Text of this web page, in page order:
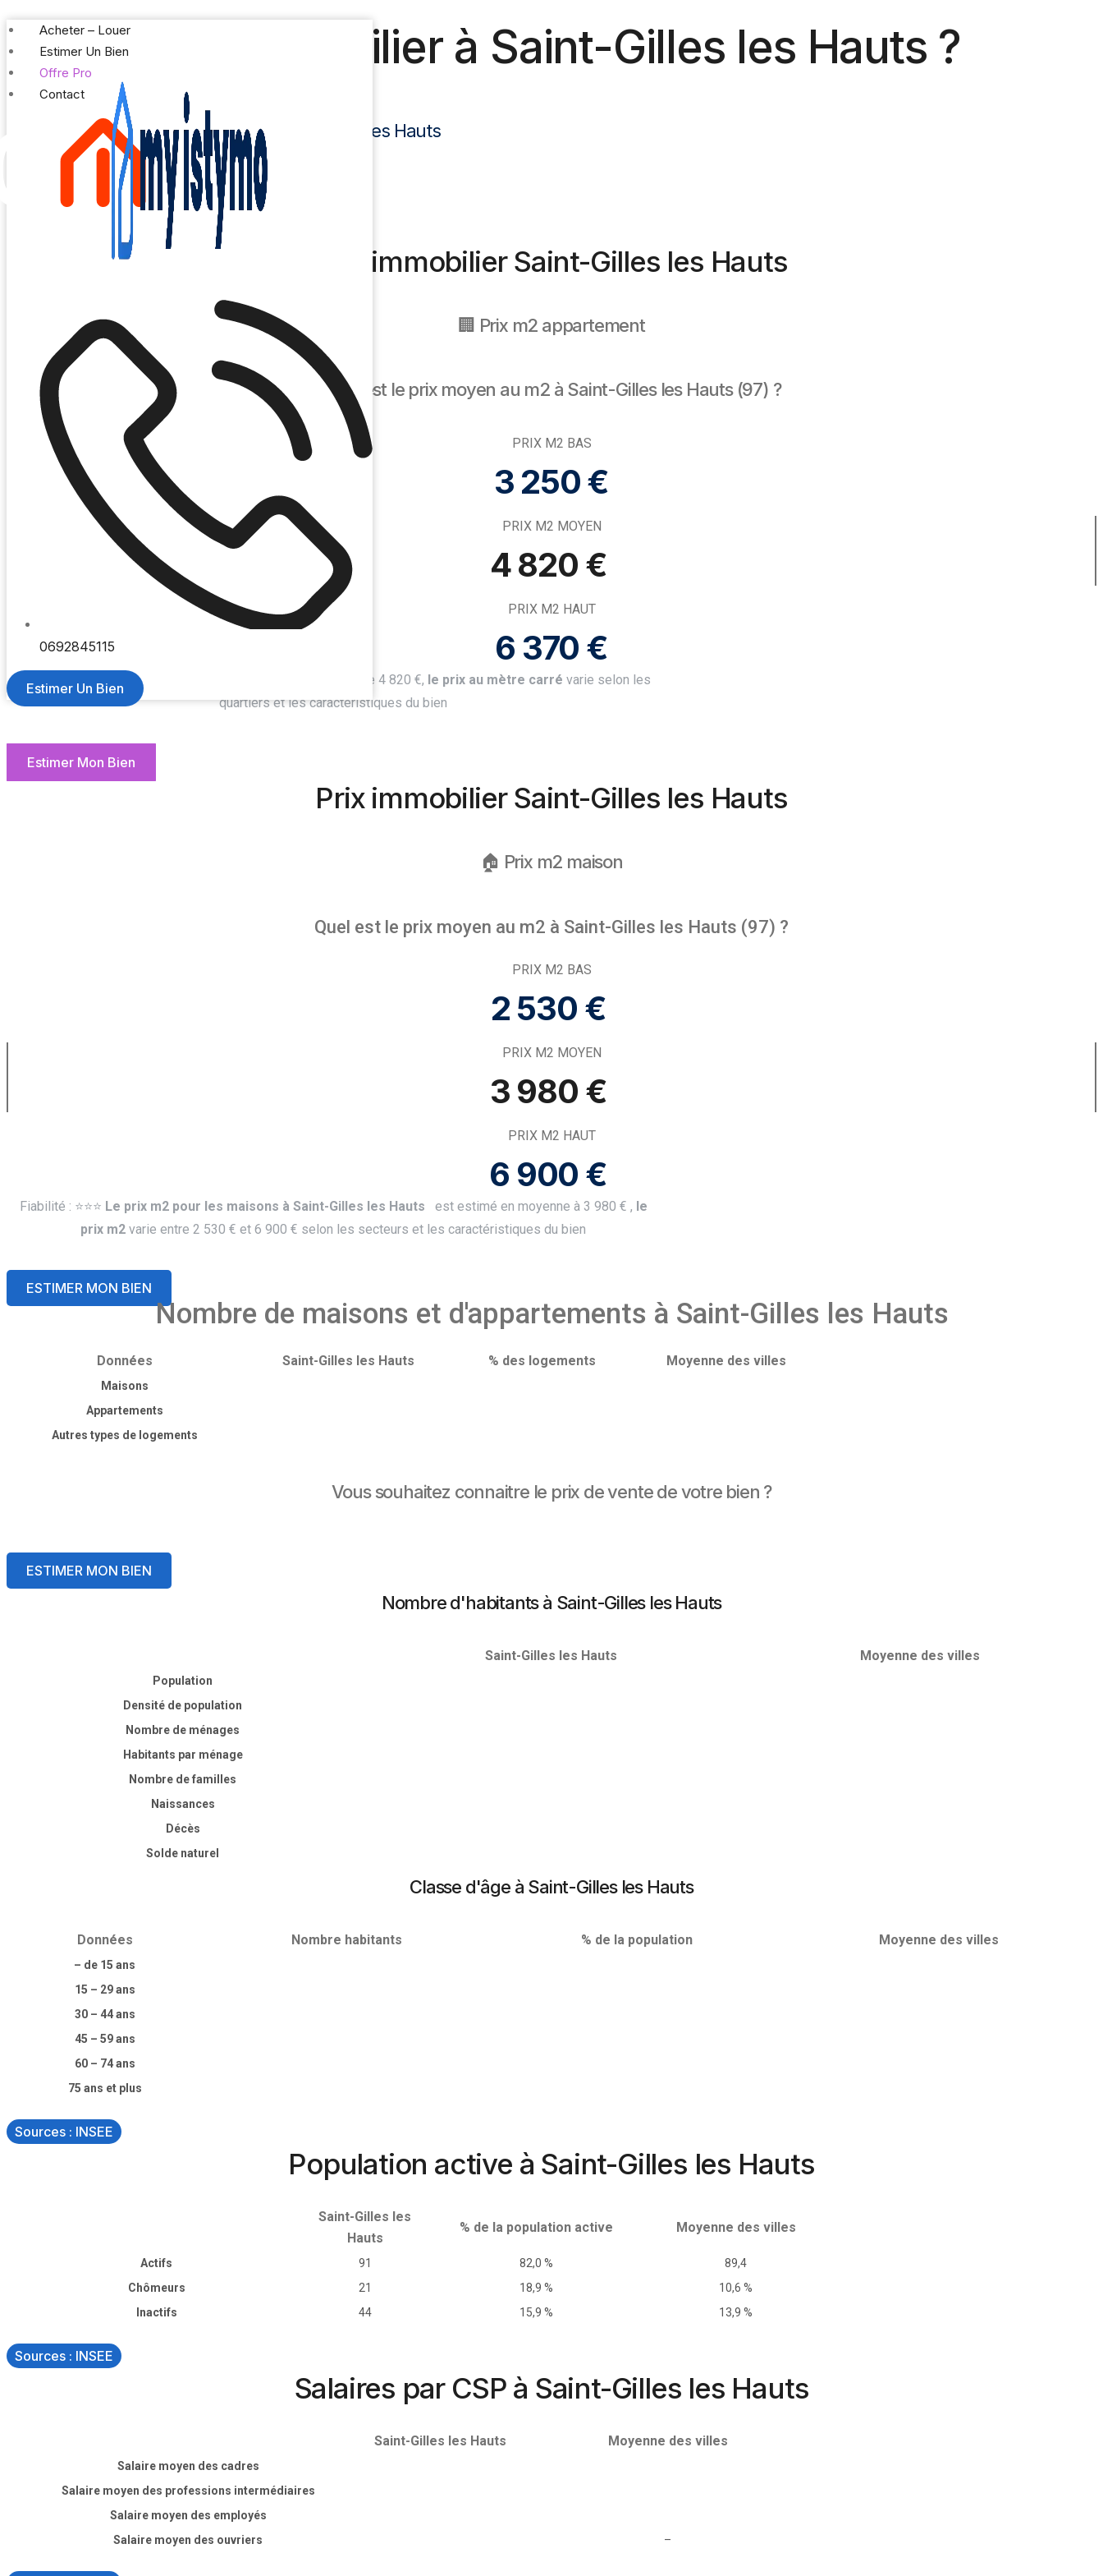
Acheter – Louer
Estimer Un Bien
Offre Pro
Contact
0692845115
Estimer Un Bien
Prix immobilier à Saint-Gilles les Hauts ?
Estimez gratuitement votre bien à Saint-Gilles les Hauts
Démarrer L'estimation
Prix M2 Appartement Saint-Gilles Les Hauts
Prix immobilier Saint-Gilles les Hauts
🏢 Prix m2 appartement
Quel est le prix moyen au m2 à Saint-Gilles les Hauts (97) ?
PRIX M2 BAS
3 250 €
PRIX M2 MOYEN
4 820 € ​
PRIX M2 HAUT
6 370 €
Fiabilité : ⭐️⭐️⭐️Le prix moyen à Saint-Gilles les Hauts est de 4 820 €, le prix au mètre carré varie selon les
quartiers et les caractéristiques du bien
Estimer Mon Bien
Prix immobilier Saint-Gilles les Hauts
🏠 Prix m2 maison
Quel est le prix moyen au m2 à Saint-Gilles les Hauts (97) ?
PRIX M2 BAS
2 530 € ​
PRIX M2 MOYEN
3 980 € ​
PRIX M2 HAUT
6 900 € ​
Fiabilité : ⭐️⭐️⭐️ Le prix m2 pour les maisons à Saint-Gilles les Hauts est estimé en moyenne à 3 980 € ​, le
prix m2 varie entre 2 530 € et 6 900 € selon les secteurs et les caractéristiques du bien
ESTIMER MON BIEN
Nombre de maisons et d'appartements à Saint-Gilles les Hauts
Données Saint-Gilles les Hauts % des logements Moyenne des villes
Maisons
Appartements
Autres types de logements
Vous souhaitez connaitre le prix de vente de votre bien ?
ESTIMER MON BIEN
Nombre d'habitants à Saint-Gilles les Hauts
Saint-Gilles les Hauts Moyenne des villes
Population
Densité de population
Nombre de ménages
Habitants par ménage
Nombre de familles
Naissances
Décès
Solde naturel
Classe d'âge à Saint-Gilles les Hauts
Données Nombre habitants % de la population Moyenne des villes
– de 15 ans
15 – 29 ans
30 – 44 ans
45 – 59 ans
60 – 74 ans
75 ans et plus
Sources : INSEE
Population active à Saint-Gilles les Hauts
Saint-Gilles les
Hauts
% de la population active Moyenne des villes
Actifs 91 82,0 %
89,4
Chômeurs
21 18,9 %
10,6 %
Inactifs
44 15,9 % 13,9 %
Sources : INSEE
Salaires par CSP à Saint-Gilles les Hauts
Saint-Gilles les Hauts Moyenne des villes
Salaire moyen des cadres
Salaire moyen des professions intermédiaires
Salaire moyen des employés
Salaire moyen des ouvriers
–